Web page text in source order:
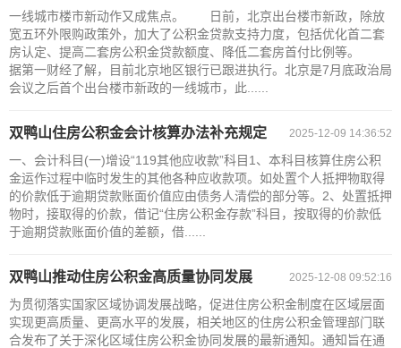
一线城市楼市新动作又成焦点。 日前，北京出台楼市新政，除放
宽五环外限购政策外，加大了公积金贷款支持力度，包括优化首二套
房认定、提高二套房公积金贷款额度、降低二套房首付比例等。
据第一财经了解，目前北京地区银行已跟进执行。北京是7月底政治局
会议之后首个出台楼市新政的一线城市，此......
2025-12-09 14:36:52
双鸭山住房公积金会计核算办法补充规定
一、会计科目(一)增设“119其他应收款”科目1、本科目核算住房公积
金运作过程中临时发生的其他各种应收款项。如处置个人抵押物取得
的价款低于逾期贷款账面价值应由债务人清偿的部分等。2、处置抵押
物时，接取得的价款，借记“住房公积金存款”科目，按取得的价款低
于逾期贷款账面价值的差额，借......
2025-12-08 09:52:16
双鸭山推动住房公积金高质量协同发展
为贯彻落实国家区域协调发展战略，促进住房公积金制度在区域层面
实现更高质量、更高水平的发展，相关地区的住房公积金管理部门联
合发布了关于深化区域住房公积金协同发展的最新通知。通知旨在通